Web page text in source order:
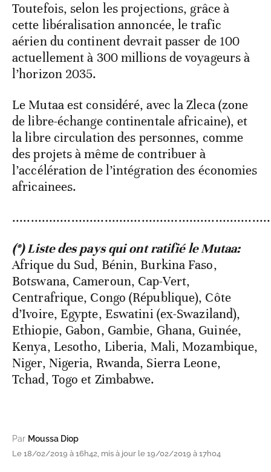
Toutefois, selon les projections, grâce à
cette libéralisation annoncée, le trafic
aérien du continent devrait passer de 100
actuellement à 300 millions de voyageurs à
l’horizon 2035.
Le Mutaa est considéré, avec la Zleca (zone
de libre-échange continentale africaine), et
la libre circulation des personnes, comme
des projets à même de contribuer à
l’accélération de l’intégration des économies
africainees.
(*) Liste des pays qui ont ratifié le Mutaa:
Afrique du Sud, Bénin, Burkina Faso,
Botswana, Cameroun, Cap-Vert,
Centrafrique, Congo (République), Côte
d’Ivoire, Egypte, Eswatini (ex-Swaziland),
Ethiopie, Gabon, Gambie, Ghana, Guinée,
Kenya, Lesotho, Liberia, Mali, Mozambique,
Niger, Nigeria, Rwanda, Sierra Leone,
Tchad, Togo et Zimbabwe.
Par Moussa Diop
Le 18/02/2019 à 16h42, mis à jour le 19/02/2019 à 17h04